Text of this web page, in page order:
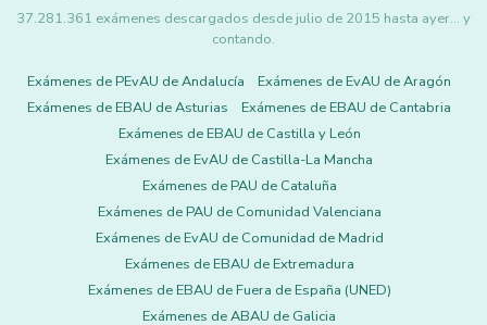
37.281.361 exámenes descargados desde julio de 2015 hasta ayer... y
contando.
Exámenes de PEvAU de Andalucía
Exámenes de EvAU de Aragón
Exámenes de EBAU de Asturias
Exámenes de EBAU de Cantabria
Exámenes de EBAU de Castilla y León
Exámenes de EvAU de Castilla-La Mancha
Exámenes de PAU de Cataluña
Exámenes de PAU de Comunidad Valenciana
Exámenes de EvAU de Comunidad de Madrid
Exámenes de EBAU de Extremadura
Exámenes de EBAU de Fuera de España (UNED)
Exámenes de ABAU de Galicia